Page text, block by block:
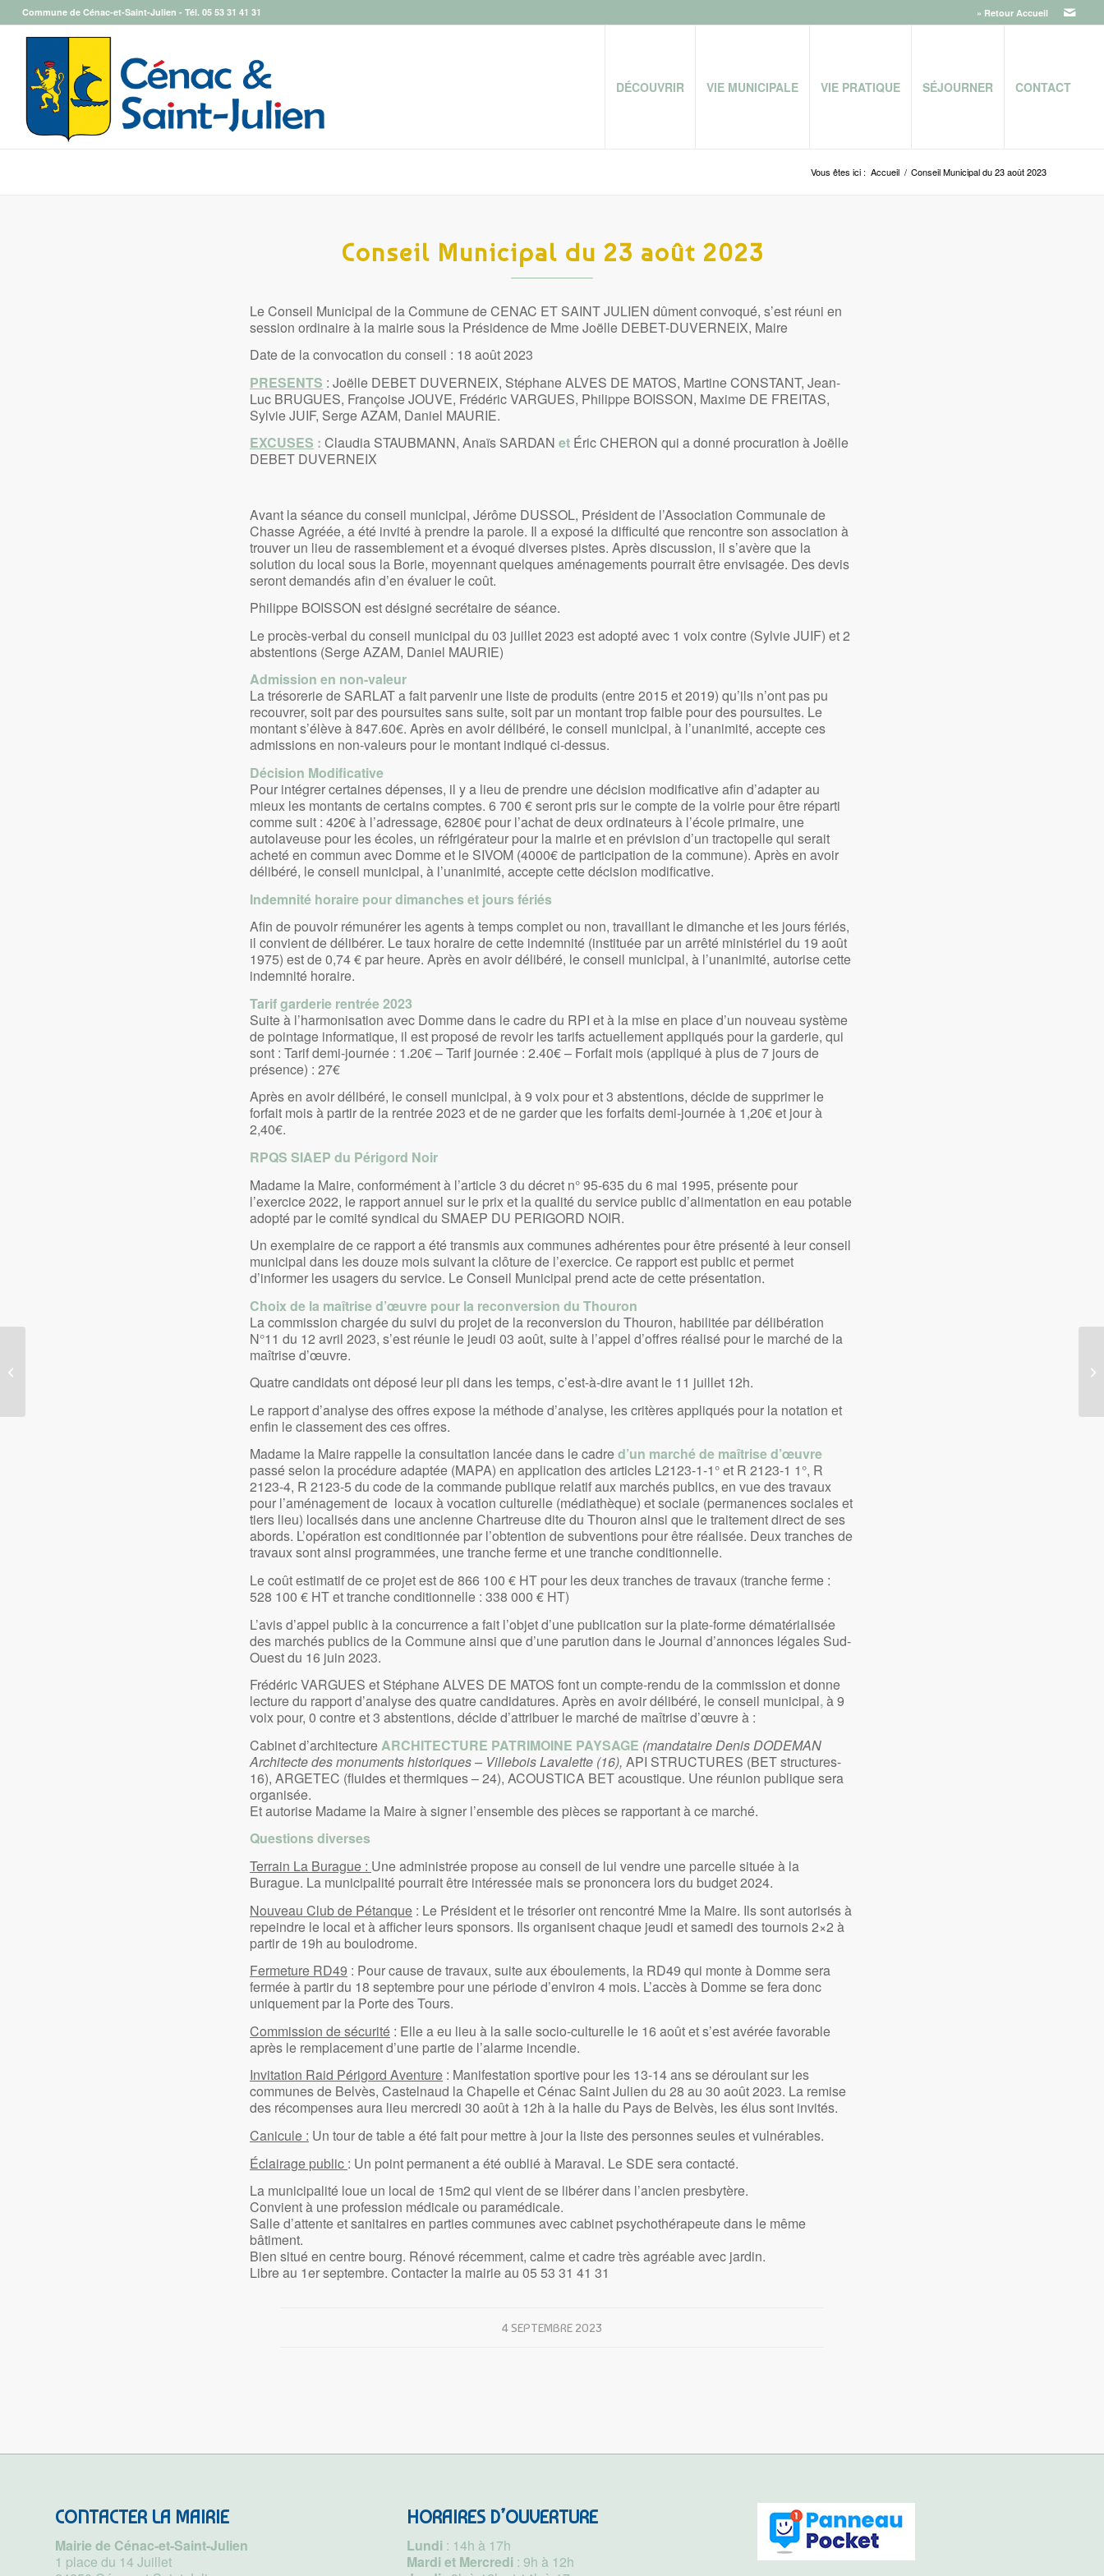
» Retour Accueil
Commune de Cénac-et-Saint-Julien - Tél. 05 53 31 41 31
DÉCOUVRIR VIE MUNICIPALE VIE PRATIQUE SÉJOURNER CONTACT
Vous êtes ici : Accueil / Conseil Municipal du 23 août 2023
Conseil Municipal du 23 août 2023
Le Conseil Municipal de la Commune de CENAC ET SAINT JULIEN dûment convoqué, s’est réuni en
session ordinaire à la mairie sous la Présidence de Mme Joëlle DEBET-DUVERNEIX, Maire
Date de la convocation du conseil : 18 août 2023
PRESENTS : Joëlle DEBET DUVERNEIX, Stéphane ALVES DE MATOS, Martine CONSTANT, Jean-
Luc BRUGUES, Françoise JOUVE, Frédéric VARGUES, Philippe BOISSON, Maxime DE FREITAS,
Sylvie JUIF, Serge AZAM, Daniel MAURIE.
EXCUSES : Claudia STAUBMANN, Anaïs SARDAN et Éric CHERON qui a donné procuration à Joëlle
DEBET DUVERNEIX
Avant la séance du conseil municipal, Jérôme DUSSOL, Président de l’Association Communale de
Chasse Agréée, a été invité à prendre la parole. Il a exposé la difficulté que rencontre son association à
trouver un lieu de rassemblement et a évoqué diverses pistes. Après discussion, il s’avère que la
solution du local sous la Borie, moyennant quelques aménagements pourrait être envisagée. Des devis
seront demandés afin d’en évaluer le coût.
Philippe BOISSON est désigné secrétaire de séance.
Le procès-verbal du conseil municipal du 03 juillet 2023 est adopté avec 1 voix contre (Sylvie JUIF) et 2
abstentions (Serge AZAM, Daniel MAURIE)
Admission en non-valeur
La trésorerie de SARLAT a fait parvenir une liste de produits (entre 2015 et 2019) qu’ils n’ont pas pu
recouvrer, soit par des poursuites sans suite, soit par un montant trop faible pour des poursuites. Le
montant s’élève à 847.60€. Après en avoir délibéré, le conseil municipal, à l’unanimité, accepte ces
admissions en non-valeurs pour le montant indiqué ci-dessus.
Décision Modificative
Pour intégrer certaines dépenses, il y a lieu de prendre une décision modificative afin d’adapter au
mieux les montants de certains comptes. 6 700 € seront pris sur le compte de la voirie pour être réparti
comme suit : 420€ à l’adressage, 6280€ pour l’achat de deux ordinateurs à l’école primaire, une
autolaveuse pour les écoles, un réfrigérateur pour la mairie et en prévision d’un tractopelle qui serait
acheté en commun avec Domme et le SIVOM (4000€ de participation de la commune). Après en avoir
délibéré, le conseil municipal, à l’unanimité, accepte cette décision modificative.
Indemnité horaire pour dimanches et jours fériés
Afin de pouvoir rémunérer les agents à temps complet ou non, travaillant le dimanche et les jours fériés,
il convient de délibérer. Le taux horaire de cette indemnité (instituée par un arrêté ministériel du 19 août
1975) est de 0,74 € par heure. Après en avoir délibéré, le conseil municipal, à l’unanimité, autorise cette
indemnité horaire.
Tarif garderie rentrée 2023
Suite à l’harmonisation avec Domme dans le cadre du RPI et à la mise en place d’un nouveau système
de pointage informatique, il est proposé de revoir les tarifs actuellement appliqués pour la garderie, qui
sont : Tarif demi-journée : 1.20€ – Tarif journée : 2.40€ – Forfait mois (appliqué à plus de 7 jours de
présence) : 27€
Après en avoir délibéré, le conseil municipal, à 9 voix pour et 3 abstentions, décide de supprimer le
forfait mois à partir de la rentrée 2023 et de ne garder que les forfaits demi-journée à 1,20€ et jour à
2,40€.
RPQS SIAEP du Périgord Noir
Madame la Maire, conformément à l’article 3 du décret n° 95-635 du 6 mai 1995, présente pour
l’exercice 2022, le rapport annuel sur le prix et la qualité du service public d’alimentation en eau potable
adopté par le comité syndical du SMAEP DU PERIGORD NOIR.
Un exemplaire de ce rapport a été transmis aux communes adhérentes pour être présenté à leur conseil
municipal dans les douze mois suivant la clôture de l’exercice. Ce rapport est public et permet
d’informer les usagers du service. Le Conseil Municipal prend acte de cette présentation.
Choix de la maîtrise d’œuvre pour la reconversion du Thouron
La commission chargée du suivi du projet de la reconversion du Thouron, habilitée par délibération
N°11 du 12 avril 2023, s’est réunie le jeudi 03 août, suite à l’appel d’offres réalisé pour le marché de la
maîtrise d’œuvre.
Quatre candidats ont déposé leur pli dans les temps, c’est-à-dire avant le 11 juillet 12h.
Le rapport d’analyse des offres expose la méthode d’analyse, les critères appliqués pour la notation et
enfin le classement des ces offres.
Madame la Maire rappelle la consultation lancée dans le cadred’un marché de maîtrise d’œuvre
passé selon la procédure adaptée (MAPA) en application des articles L2123-1-1° et R 2123-1 1°, R
2123-4, R 2123-5 du code de la commande publique relatif aux marchés publics, en vue des travaux
pour l’aménagement de locaux à vocation culturelle (médiathèque) et sociale (permanences sociales et
tiers lieu) localisés dans une ancienne Chartreuse dite du Thouron ainsi que le traitement direct de ses
abords. L’opération est conditionnée par l’obtention de subventions pour être réalisée. Deux tranches de
travaux sont ainsi programmées, une tranche ferme et une tranche conditionnelle.
Le coût estimatif de ce projet est de 866 100 € HT pour les deux tranches de travaux (tranche ferme :
528 100 € HT et tranche conditionnelle : 338 000 € HT)
L’avis d’appel public à la concurrence a fait l’objet d’une publication sur la plate-forme dématérialisée
des marchés publics de la Commune ainsi que d’une parution dans le Journal d’annonces légales Sud-
Ouest du 16 juin 2023.
Frédéric VARGUES et Stéphane ALVES DE MATOS font un compte-rendu de la commission et donne
lecture du rapport d’analyse des quatre candidatures. Après en avoir délibéré, le conseil municipal,à 9
voix pour, 0 contre et 3 abstentions, décide d’attribuer le marché de maîtrise d’œuvre à :
Cabinet d’architectureARCHITECTURE PATRIMOINE PAYSAGE (mandataire Denis DODEMAN
Architecte des monuments historiques – Villebois Lavalette (16), API STRUCTURES (BET structures-
16), ARGETEC (fluides et thermiques – 24), ACOUSTICA BET acoustique. Une réunion publique sera
organisée.
Et autorise Madame la Maire à signer l’ensemble des pièces se rapportant à ce marché.
Questions diverses
Terrain La Burague : Une administrée propose au conseil de lui vendre une parcelle située à la
Burague. La municipalité pourrait être intéressée mais se prononcera lors du budget 2024.
Nouveau Club de Pétanque : Le Président et le trésorier ont rencontré Mme la Maire. Ils sont autorisés à
repeindre le local et à afficher leurs sponsors. Ils organisent chaque jeudi et samedi des tournois 2×2 à
partir de 19h au boulodrome.
Fermeture RD49 : Pour cause de travaux, suite aux éboulements, la RD49 qui monte à Domme sera
fermée à partir du 18 septembre pour une période d’environ 4 mois. L’accès à Domme se fera donc
uniquement par la Porte des Tours.
Commission de sécurité : Elle a eu lieu à la salle socio-culturelle le 16 août et s’est avérée favorable
après le remplacement d’une partie de l’alarme incendie.
Invitation Raid Périgord Aventure : Manifestation sportive pour les 13-14 ans se déroulant sur les
communes de Belvès, Castelnaud la Chapelle et Cénac Saint Julien du 28 au 30 août 2023. La remise
des récompenses aura lieu mercredi 30 août à 12h à la halle du Pays de Belvès, les élus sont invités.
Canicule : Un tour de table a été fait pour mettre à jour la liste des personnes seules et vulnérables.
Éclairage public : Un point permanent a été oublié à Maraval. Le SDE sera contacté.
La municipalité loue un local de 15m2 qui vient de se libérer dans l’ancien presbytère.
Convient à une profession médicale ou paramédicale.
Salle d’attente et sanitaires en parties communes avec cabinet psychothérapeute dans le même
bâtiment.
Bien situé en centre bourg. Rénové récemment, calme et cadre très agréable avec jardin.
Libre au 1er septembre. Contacter la mairie au 05 53 31 41 31
4 SEPTEMBRE 2023
CONTACTER LA MAIRIE
Mairie de Cénac-et-Saint-Julien
1 place du 14 Juillet
HORAIRES D’OUVERTURE
Lundi : 14h à 17h
Mardi et Mercredi : 9h à 12h